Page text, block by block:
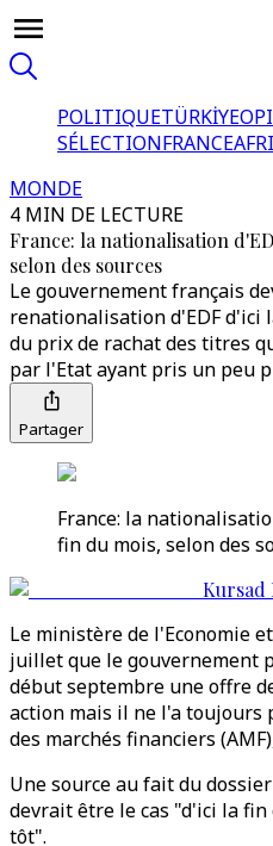
POLITIQUETÜRKİYE
SÉLECTIONFRANCE
MONDE
4 MIN DE LECTURE
France: la nationalisation
selon des sources
Le gouvernement français
renationalisation d'EDF
du prix de rachat des titres
par l'Etat ayant pris un peu
Partager
France: la
fin du mois, selon des
Kursad
Le ministère de l'Economie
juillet que le gouvernement
début septembre une offre
action mais il ne l'a toujours
des marchés financiers
Une source au fait du
devrait être le cas "d'ici la
tôt".